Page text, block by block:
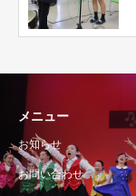
メニュー
お知らせ
お問い合わせ